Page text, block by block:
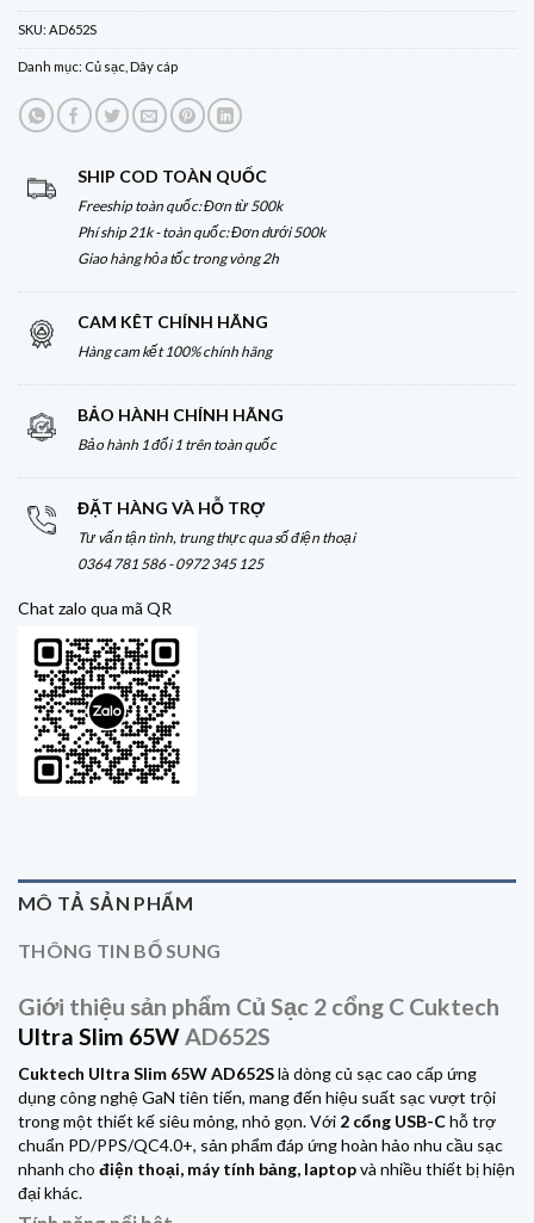
SKU: AD652S
Danh mục: Củ sạc Dây cáp
SHIP COD TOÀN QUỐC
Freeship toàn quốc: Đơn từ 500k
Phí ship 21k - toàn quốc: Đơn dưới 500k
Giao hàng hỏa tốc trong vòng 2h
CAM KÊT CHÍNH HÃNG
Hàng cam kết 100% chính hãng
BẢO HÀNH CHÍNH HÃNG
Bảo hành 1 đổi 1 trên toàn quốc
ĐẶT HÀNG VÀ HỖ TRỢ
Tư vấn tận tình, trung thực qua số điện thoại
0364 781 586 - 0972 345 125
Chat zalo qua mã QR
MÔ TẢ SẢN PHẨM
THÔNG TIN BỔ SUNG
Giới thiệu sản phẩm Củ Sạc 2 cổng C Cuktech
Ultra Slim 65WAD652S
Cuktech Ultra Slim 65W AD652Slà dòng củ sạc cao cấp ứng
dụng công nghệ GaN tiên tiến, mang đến hiệu suất sạc vượt trội
trong một thiết kế siêu mỏng, nhỏ gọn. Với 2 cổng USB-Chỗ trợ
chuẩn PD/PPS/QC4.0+, sản phẩm đáp ứng hoàn hảo nhu cầu sạc
nhanh cho điện thoại, máy tính bảng, laptopvà nhiều thiết bị hiện
đại khác.